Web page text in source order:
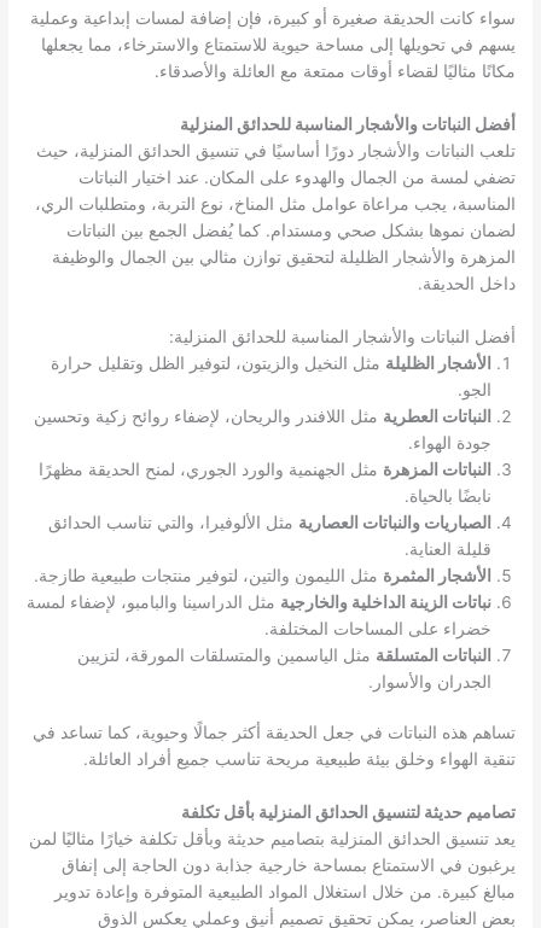
سواء كانت الحديقة صغيرة أو كبيرة، فإن إضافة لمسات إبداعية وعملية
يسهم في تحويلها إلى مساحة حيوية للاستمتاع والاسترخاء، مما يجعلها
مكانًا مثاليًا لقضاء أوقات ممتعة مع العائلة والأصدقاء.
أفضل النباتات والأشجار المناسبة للحدائق المنزلية
تلعب النباتات والأشجار دورًا أساسيًا في تنسيق الحدائق المنزلية، حيث
تضفي لمسة من الجمال والهدوء على المكان. عند اختيار النباتات
المناسبة، يجب مراعاة عوامل مثل المناخ، نوع التربة، ومتطلبات الري،
لضمان نموها بشكل صحي ومستدام. كما يُفضل الجمع بين النباتات
المزهرة والأشجار الظليلة لتحقيق توازن مثالي بين الجمال والوظيفة
داخل الحديقة.
أفضل النباتات والأشجار المناسبة للحدائق المنزلية:
الأشجار الظليلة مثل النخيل والزيتون، لتوفير الظل وتقليل حرارة
الجو.
النباتات العطرية مثل اللافندر والريحان، لإضفاء روائح زكية وتحسين
جودة الهواء.
النباتات المزهرة مثل الجهنمية والورد الجوري، لمنح الحديقة مظهرًا
نابضًا بالحياة.
الصباريات والنباتات العصارية مثل الألوفيرا، والتي تناسب الحدائق
قليلة العناية.
الأشجار المثمرة مثل الليمون والتين، لتوفير منتجات طبيعية طازجة.
نباتات الزينة الداخلية والخارجية مثل الدراسينا والبامبو، لإضفاء لمسة
خضراء على المساحات المختلفة.
النباتات المتسلقة مثل الياسمين والمتسلقات المورقة، لتزيين
الجدران والأسوار.
تساهم هذه النباتات في جعل الحديقة أكثر جمالًا وحيوية، كما تساعد في
تنقية الهواء وخلق بيئة طبيعية مريحة تناسب جميع أفراد العائلة.
تصاميم حديثة لتنسيق الحدائق المنزلية بأقل تكلفة
يعد تنسيق الحدائق المنزلية بتصاميم حديثة وبأقل تكلفة خيارًا مثاليًا لمن
يرغبون في الاستمتاع بمساحة خارجية جذابة دون الحاجة إلى إنفاق
مبالغ كبيرة. من خلال استغلال المواد الطبيعية المتوفرة وإعادة تدوير
بعض العناصر، يمكن تحقيق تصميم أنيق وعملي يعكس الذوق